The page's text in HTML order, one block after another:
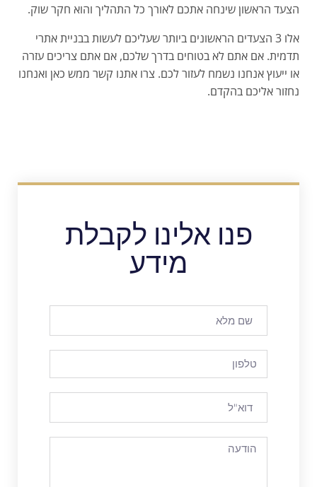
הצעד הראשון שינחה אתכם לאורך כל התהליך והוא חקר שוק.
אלו 3 הצעדים הראשונים ביותר שעליכם לעשות בבניית אתרי
תדמית. אם אתם לא בטוחים בדרך שלכם, אם אתם צריכים עזרה
או ייעוץ אנחנו נשמח לעזור לכם. צרו אתנו קשר ממש כאן ואנחנו
נחזור אליכם בהקדם.
פנו אלינו לקבלת
מידע